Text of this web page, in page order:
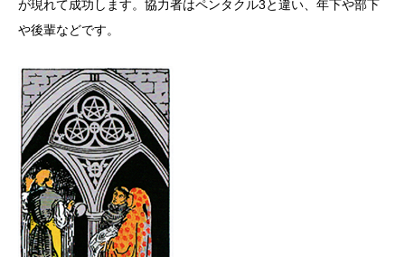
が現れて成功します。協力者はペンタクル3と違い、年下や部下
や後輩などです。